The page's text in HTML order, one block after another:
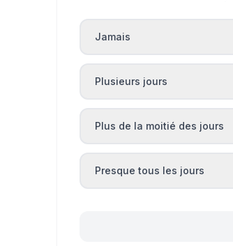
Jamais
Plusieurs jours
Plus de la moitié des jours
Presque tous les jours